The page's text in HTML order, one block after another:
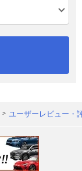
ユーザーレビュー・